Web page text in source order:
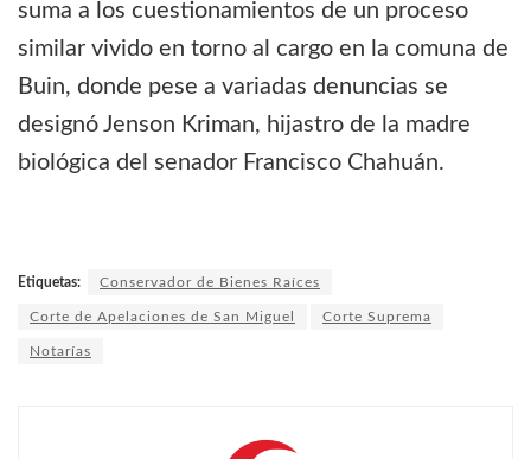
suma a los cuestionamientos de un proceso
similar vivido en torno al cargo en la comuna de
Buin, donde pese a variadas denuncias se
designó Jenson Kriman, hijastro de la madre
biológica del senador Francisco Chahuán.
Etiquetas: Conservador de Bienes Raíces
Corte de Apelaciones de San Miguel Corte Suprema
Notarías